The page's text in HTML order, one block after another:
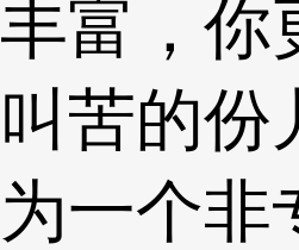
丰富，你
叫苦的份
为一个非